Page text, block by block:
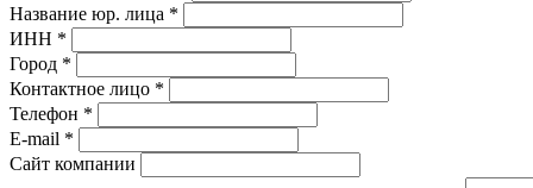
Название юр. лица *
ИНН *
Город *
Контактное лицо *
Телефон *
E-mail *
Сайт компании